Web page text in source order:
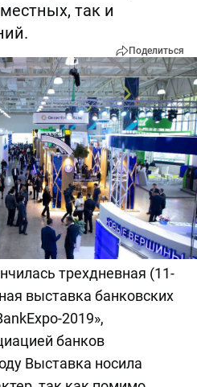
так и
Поделиться
трехдневная (11-
выставка банковских
2019»,
банков
Выставка носила